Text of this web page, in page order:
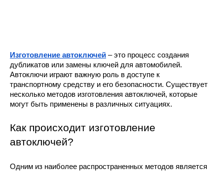
Изготовление автоключей – это процесс создания
дубликатов или замены ключей для автомобилей.
Автоключи играют важную роль в доступе к
транспортному средству и его безопасности. Существует
несколько методов изготовления автоключей, которые
могут быть применены в различных ситуациях.
Как происходит изготовление
автоключей?
Одним из наиболее распространенных методов является